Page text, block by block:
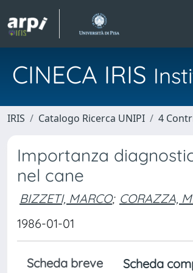
CINECA IRIS
IRIS Catalogo Ricerca UNIPI 4
Importanza
nel cane
BIZZETI, MARCO; CORAZZA,
1986-01-01
Scheda breve Scheda